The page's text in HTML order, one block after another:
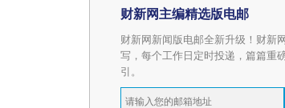
财新网主编精选版电邮
财新网新闻版电邮全新升级！财新
写，每个工作日定时投递，篇篇重
引。